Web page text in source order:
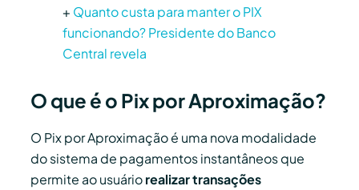
+ Quanto custa para manter o PIX
funcionando? Presidente do Banco
Central revela
O que é o Pix por Aproximação?
O Pix por Aproximação é uma nova modalidade
do sistema de pagamentos instantâneos que
permite ao usuáriorealizar transações